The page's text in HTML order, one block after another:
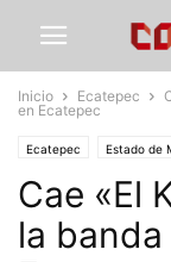
Inicio Ecatepec
en Ecatepec
Ecatepec Estado de
Cae «El
la